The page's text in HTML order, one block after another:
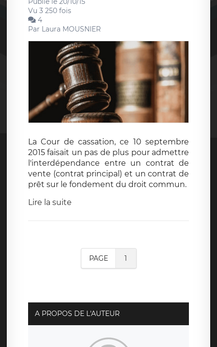
Vu 3 250 fois
4
Par Laura MOUSNIER
La Cour de cassation, ce 10 septembre
2015 faisait un pas de plus pour admettre
l'interdépendance entre un contrat de
vente (contrat principal) et un contrat de
prêt sur le fondement du droit commun.
Lire la suite
PAGE 1
A PROPOS DE L'AUTEUR